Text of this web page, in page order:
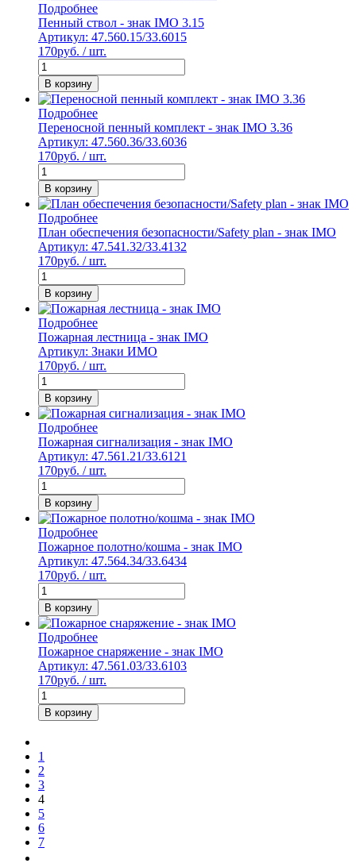
Подробнее
Пенный ствол - знак IMO 3.15
Артикул: 47.560.15/33.6015
170руб. / шт.
В корзину
Подробнее
Переносной пенный комплект - знак IMO 3.36
Артикул: 47.560.36/33.6036
170руб. / шт.
В корзину
Подробнее
План обеспечения безопасности/Safety plan - знак IMO
Артикул: 47.541.32/33.4132
170руб. / шт.
В корзину
Подробнее
Пожарная лестница - знак IMO
Артикул: Знаки ИМО
170руб. / шт.
В корзину
Подробнее
Пожарная сигнализация - знак IMO
Артикул: 47.561.21/33.6121
170руб. / шт.
В корзину
Подробнее
Пожарное полотно/кошма - знак IMO
Артикул: 47.564.34/33.6434
170руб. / шт.
В корзину
Подробнее
Пожарное снаряжение - знак IMO
Артикул: 47.561.03/33.6103
170руб. / шт.
В корзину
1
2
3
4
5
6
7